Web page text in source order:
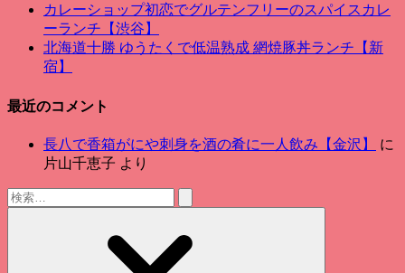
カレーショップ初恋でグルテンフリーのスパイスカレ
ーランチ【渋谷】
北海道十勝 ゆうたくで低温熟成 網焼豚丼ランチ【新
宿】
最近のコメント
長八で香箱がにや刺身を酒の肴に一人飲み【金沢】
に
片山千恵子 より
検
索: